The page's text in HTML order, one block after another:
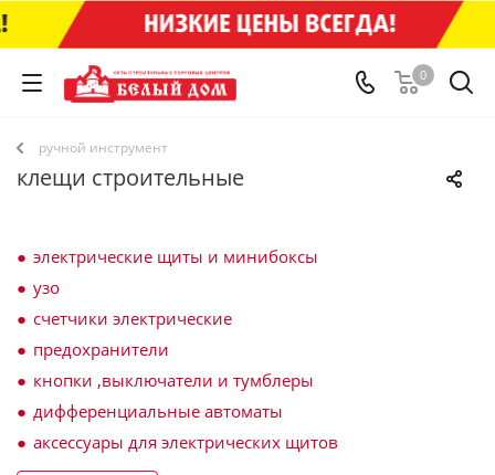
0
ручной инструмент
клещи строительные
электрические щиты и минибоксы
узо
счетчики электрические
предохранители
кнопки ,выключатели и тумблеры
дифференциальные автоматы
аксессуары для электрических щитов